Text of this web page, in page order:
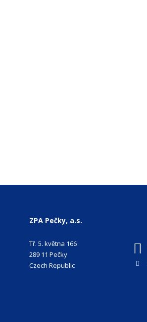
ZPA Pečky, a.s.
Tř. 5. května 166
289 11 Pečky
Czech Republic